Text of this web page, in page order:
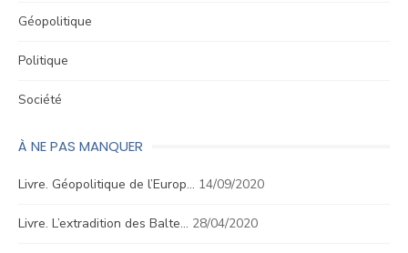
Géopolitique
Politique
Société
À NE PAS MANQUER
Livre. Géopolitique de l’Europ… 14/09/2020
Livre. L’extradition des Balte… 28/04/2020